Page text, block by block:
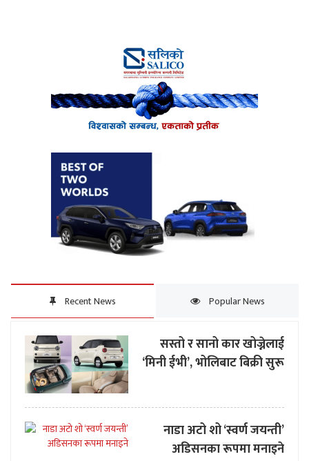
Recent News Popular News
सस्तो र सानो कार खोज्नेलाई
‘मिनी ईभी’, भोलिबाट बिक्री सुरू
नाडा अटो शो ‘स्वर्ण जयन्ती’
अडिसनका रूपमा मनाइने